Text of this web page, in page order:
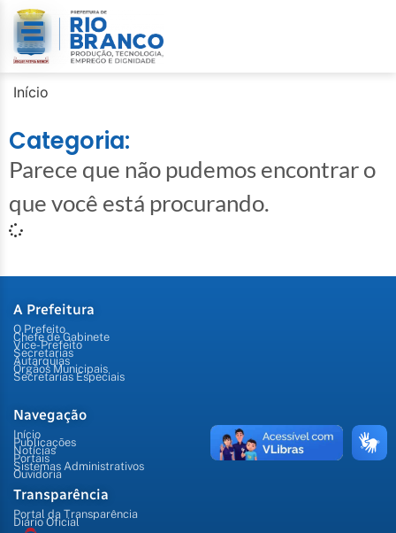
Início
Categoria:
Parece que não pudemos encontrar o
que você está procurando.
A Prefeitura
O Prefeito
Chefe de Gabinete
Vice-Prefeito
Secretarias
Autarquias
Órgãos Municipais
Secretarias Especiais
Navegação
Início
Publicações
Notícias
Portais
Sistemas Administrativos
Ouvidoria
Transparência
Portal da Transparência
Diário Oficial